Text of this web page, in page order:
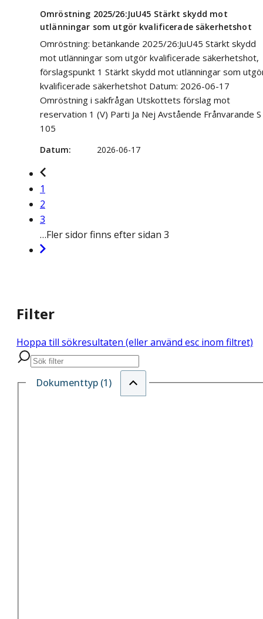
Omröstning 2025/26:JuU45 Stärkt skydd mot
utlänningar som utgör kvalificerade säkerhetshot
Omröstning: betänkande 2025/26:JuU45 Stärkt skydd
mot utlänningar som utgör kvalificerade säkerhetshot,
förslagspunkt 1 Stärkt skydd mot utlänningar som
kvalificerade säkerhetshot Datum: 2026-06-17
Omröstning i sakfrågan Utskottets förslag mot
reservation 1 (V) Parti Ja Nej Avstående Frånvarande S
105
Datum 2026-06-17
1
2
3
…Fler sidor finns efter sidan 3
Filter
Hoppa till sökresultaten (eller använd esc inom filtret)
Dokumenttyp (1)